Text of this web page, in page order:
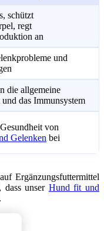
schützt
regt
an
und
die allgemeine
das Immunsystem
von
Gelenken bei
Ergänzungsfuttermittel
unser Hund fit und